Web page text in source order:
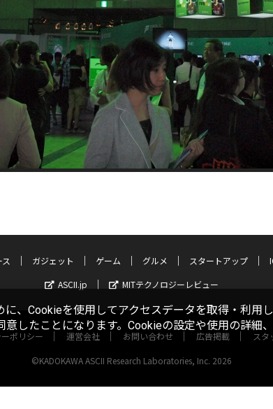
ガジェット ゲーム グルメ スタートアップ
ASCII.jp
MITテクノロジーレビュー
ポリシー 運営会社 お問い合わせ 広告掲載 スタ
©KADOKAWA ASCII Research Laboratories, Inc. 2026
、Cookieを使用してアクセスデータを取得・利用
したことになります。Cookieの設定や使用の詳細